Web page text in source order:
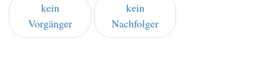
kein
Vorgänger
kein
Nachfolger